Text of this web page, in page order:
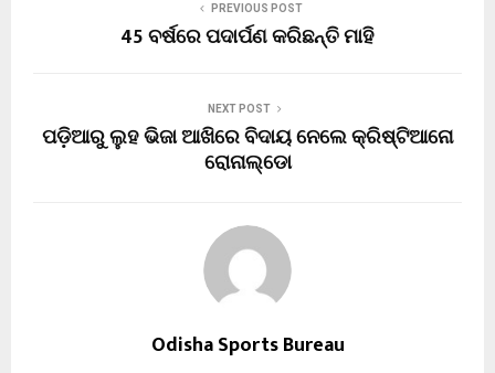
PREVIOUS POST
45 ବର୍ଷରେ ପଦାର୍ପଣ କରିଛନ୍ତି ମାହି
NEXT POST
ପଡ଼ିଆରୁ ଲୁହ ଭିଜା ଆଖିରେ ବିଦାୟ ନେଲେ କ୍ରିଷ୍ଟିଆନୋ
ରୋନାଲ୍ଡୋ
Odisha Sports Bureau